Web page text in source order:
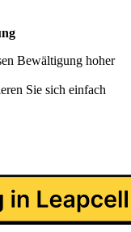
Bewältigung hoher
Sie sich einfach